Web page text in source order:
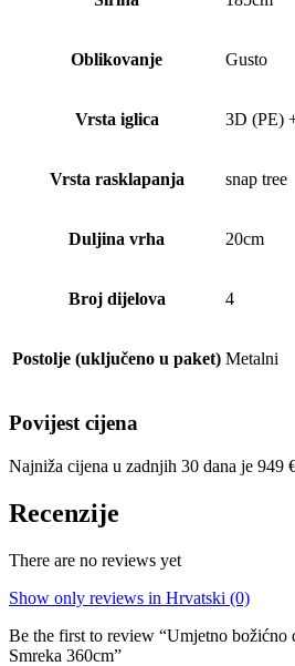
Oblikovanje Gusto
Vrsta iglica 3D (PE)
Vrsta rasklapanja snap tree
Duljina vrha 20cm
Broj dijelova 4
Postolje (uključeno u paket) Metalni
Povijest cijena
Najniža cijena u zadnjih 30 dana je 949
Recenzije
There are no reviews yet
Show only reviews in Hrvatski (0)
Be the first to review “Umjetno božićno
Smreka 360cm”